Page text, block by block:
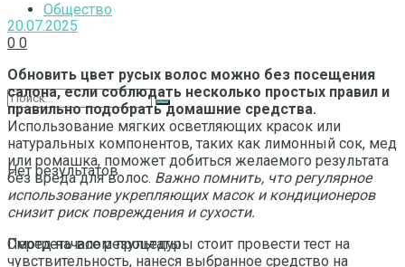
Общество
Нет результатов
Смотреть все результаты
20.07.2025
0 0
Обновить цвет русых волос можно без посещения
салона, если соблюдать несколько простых правил и
правильно подобрать домашние средства.
Использование мягких осветляющих красок или
натуральных компонентов, таких как лимонный сок, мед
или ромашка, поможет добиться желаемого результата
без вреда для волос. Важно помнить, что регулярное
использование укрепляющих масок и кондиционеров
снизит риск повреждения и сухости.
Перед началом процедуры стоит провести тест на
чувствительность, нанеся выбранное средство на